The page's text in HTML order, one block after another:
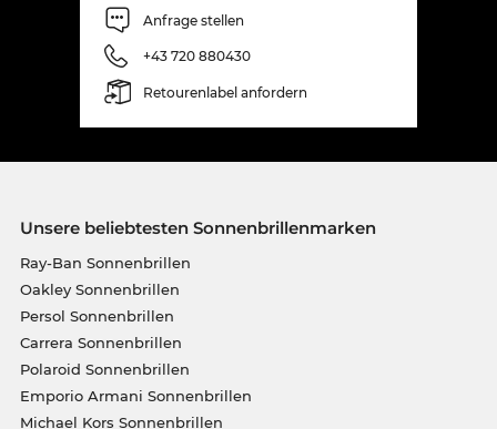
Anfrage stellen
+43 720 880430
Retourenlabel anfordern
Unsere beliebtesten Sonnenbrillenmarken
Ray-Ban Sonnenbrillen
Oakley Sonnenbrillen
Persol Sonnenbrillen
Carrera Sonnenbrillen
Polaroid Sonnenbrillen
Emporio Armani Sonnenbrillen
Michael Kors Sonnenbrillen